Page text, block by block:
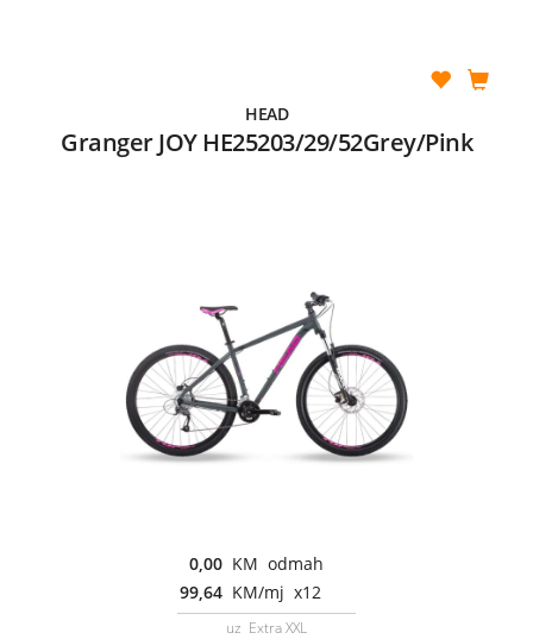
HEAD
Granger JOY HE25203/29/52Grey/Pink
0,00 KM odmah
99,64 KM/mj x12
uz Extra XXL